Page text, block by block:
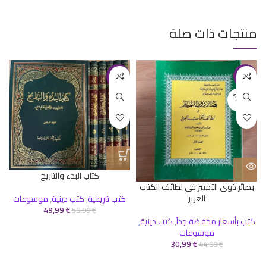
منتجات ذات صلة
-31%
SOLD O
UT
بصائر ذوى التمييز في لطائف الكتاب
العزيز
كتب بأسعار مخفضة جداً,كتب دينية,
موسوعات
44,99€
30,99€
-17%
كتاب البدء والتاريخ
كتب تاريخية,كتب دينية,موسوعات
59,99€
49,99€